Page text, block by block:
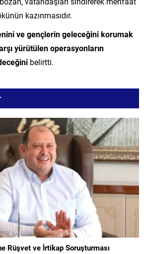
kazınmasıdır.
ve gençlerin geleceğini korumak
yürütülen operasyonların
belirtti.
Rüşvet ve İrtikap Soruşturması